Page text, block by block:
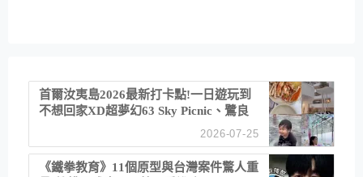
首爾汝夷島2026最新打卡點!一日遊玩到
不想回家XD超夢幻63 Sky Picnic、鷺良
津帝王蟹大餐、《淚之女王》拍攝地、漢
江公園免費玩水
2026-07-25
《鐵拳教育》11個原型與台灣案件驚人重